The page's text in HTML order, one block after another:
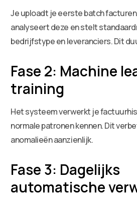
Je uploadt je eerste batch
analyseert deze en stelt
bedrijfstype en leveranciers. Dit
Fase 2: Machine
training
Het systeem verwerkt je
normale patronen kennen. Dit
anomalieën aanzienlijk.
Fase 3: Dagelijks
automatische